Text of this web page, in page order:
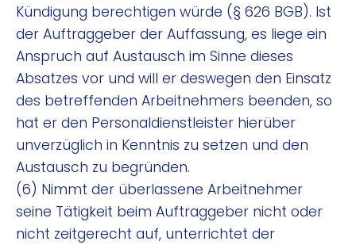
Kündigung berechtigen würde (§ 626 BGB). Ist
der Auftraggeber der Auffassung, es liege ein
Anspruch auf Austausch im Sinne dieses
Absatzes vor und will er deswegen den Einsatz
des betreffenden Arbeitnehmers beenden, so
hat er den Personaldienstleister hierüber
unverzüglich in Kenntnis zu setzen und den
Austausch zu begründen.
(6) Nimmt der überlassene Arbeitnehmer
seine Tätigkeit beim Auftraggeber nicht oder
nicht zeitgerecht auf, unterrichtet der